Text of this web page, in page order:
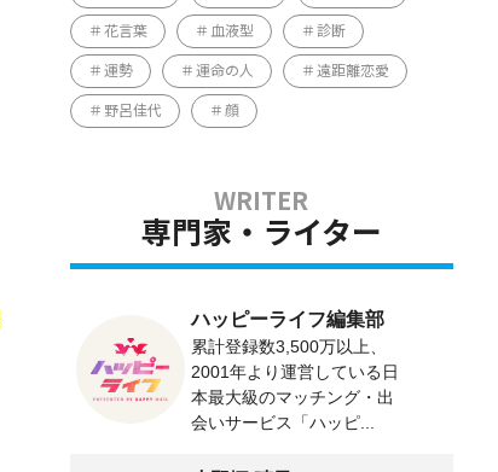
花言葉 血液型 診断
運勢 運命の人 遠距離恋愛
野呂佳代 顔
専門家・ライター
ハッピーライフ編集部
累計登録数3,500万以上、
2001年より運営している日
本最大級のマッチング・出
会いサービス「ハッピ...